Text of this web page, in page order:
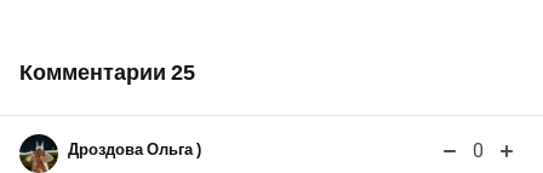
Комментарии 25
Дроздова Ольга ) 0